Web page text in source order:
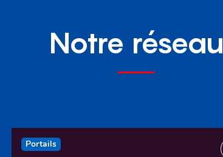
Notre réseau
Portails